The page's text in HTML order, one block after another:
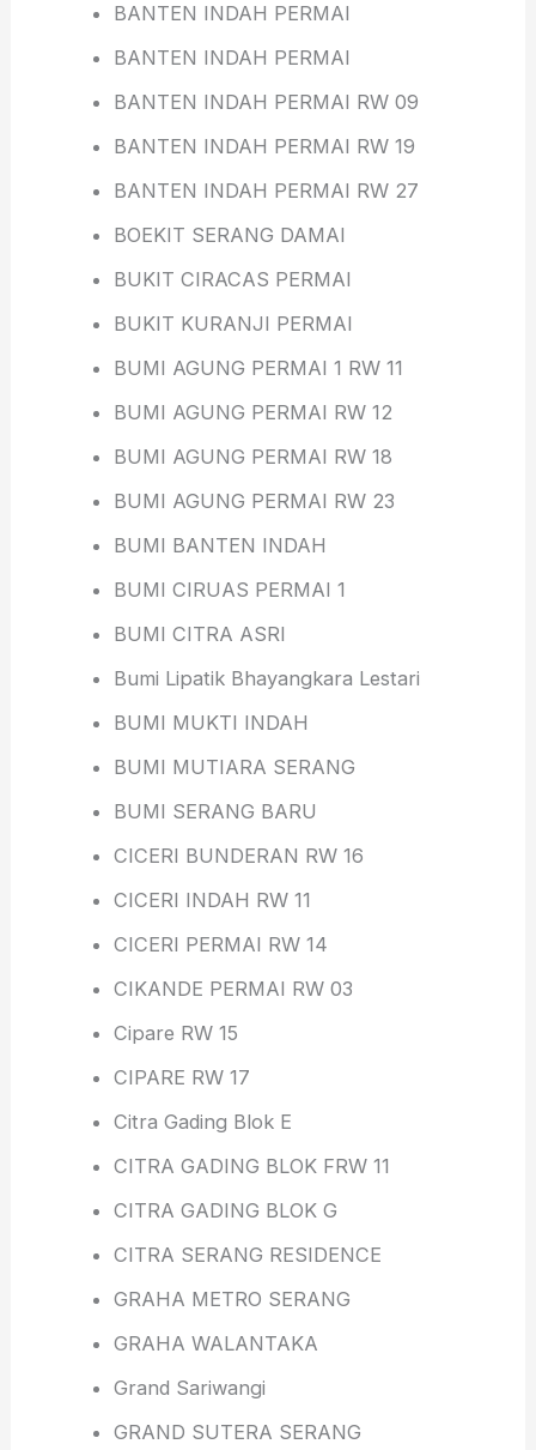
BANTEN INDAH PERMAI
BANTEN INDAH PERMAI
BANTEN INDAH PERMAI RW 09
BANTEN INDAH PERMAI RW 19
BANTEN INDAH PERMAI RW 27
BOEKIT SERANG DAMΑΙ
BUKIT CIRACAS PERMΑΙ
BUKIT KURANJI PERMAI
BUMI AGUNG PERMAI 1 RW 11
BUMI AGUNG PERMAI RW 12
BUMI AGUNG PERMAI RW 18
BUMI AGUNG PERMAI RW 23
BUMI BANTEN INDAH
BUMI CIRUAS PERMAI 1
BUMI CITRA ASRI
Bumi Lipatik Bhayangkara Lestari
BUMI MUKTI INDAH
BUMI MUTIARA SERANG
BUMI SERANG BARU
CICERI BUNDERAN RW 16
CICERI INDAH RW 11
CICERI PERMAI RW 14
CIKANDE PERMAI RW 03
Cipare RW 15
CIPARE RW 17
Citra Gading Blok E
CITRA GADING BLOK FRW 11
CITRA GADING BLOK G
CITRA SERANG RESIDENCE
GRAHA METRO SERANG
GRAHA WALANTAKA
Grand Sariwangi
GRAND SUTERA SERANG